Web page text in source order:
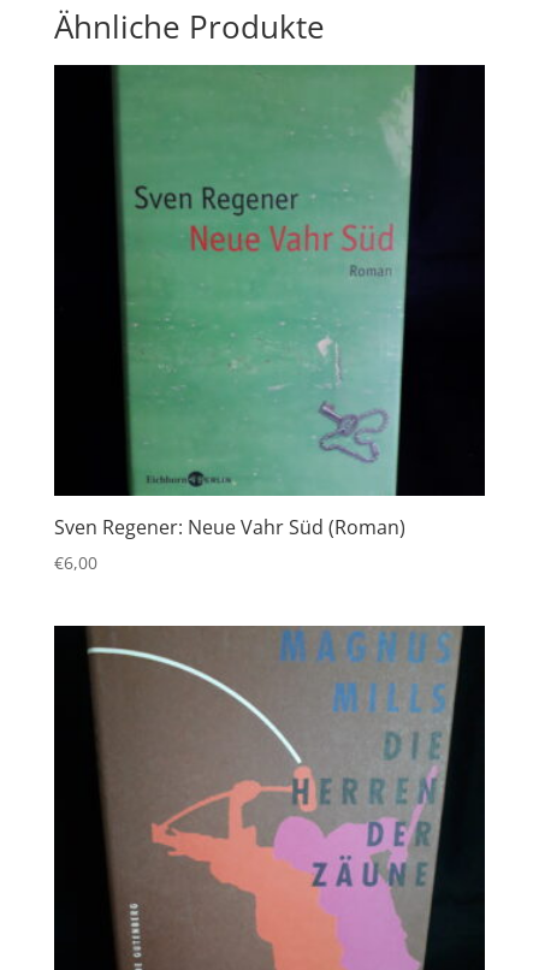
Ähnliche Produkte
Sven Regener: Neue Vahr Süd (Roman)
€6,00